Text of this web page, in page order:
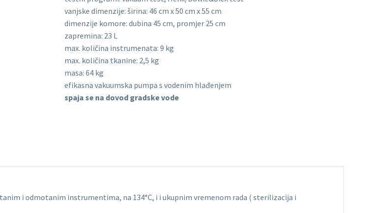
vanjske dimenzije: širina: 46 cm x 50 cm x 55 cm
dimenzije komore: dubina 45 cm, promjer 25 cm
zapremina: 23 L
max. količina instrumenata: 9 kg
max. količina tkanine: 2,5 kg
masa: 64 kg
efikasna vakuumska pumpa s vodenim hlađenjem
spaja se na dovod gradske vode
i odmotanim instrumentima, na 134°C, i i ukupnim vremenom rada ( sterilizacija i